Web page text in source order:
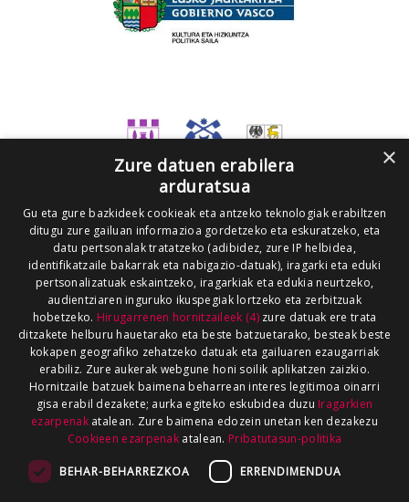
×
Zure datuen erabilera
arduratsua
Gu eta gure bazkideek cookieak eta antzeko teknologiak erabiltzen
ditugu zure gailuan informazioa gordetzeko eta eskuratzeko, eta
datu pertsonalak tratatzeko (adibidez, zure IP helbidea,
identifikatzaile bakarrak eta nabigazio-datuak), iragarki eta eduki
pertsonalizatuak eskaintzeko, iragarkiak eta edukia neurtzeko,
audientziaren inguruko ikuspegiak lortzeko eta zerbitzuak
hobetzeko. Hirugarrenen hornitzaileek (4)zure datuak ere trata
ditzakete helburu hauetarako eta beste batzuetarako, besteak beste
kokapen geografiko zehatzeko datuak eta gailuaren ezaugarriak
erabiliz. Zure aukerak webgune honi soilik aplikatzen zaizkio.
Hornitzaile batzuek baimena beharrean interes legitimoa oinarri
gisa erabil dezakete; aurka egiteko eskubidea duzu Iragarkien
ezarpenakatalean. Zure baimena edozein unetan ken dezakezu
Cookieen ezarpenak atalean. Pribatutasun-politika
BEHAR-BEHARREZKOA ERRENDIMENDUA